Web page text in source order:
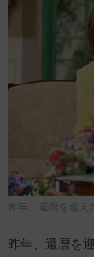
昨年、還暦を迎え
昨年、還暦を